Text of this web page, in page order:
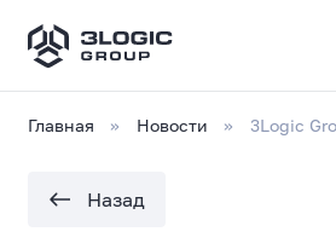
Главная Новости 3Logic
Назад